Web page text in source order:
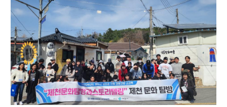
특강 및 기타 행사
포토 갤러리